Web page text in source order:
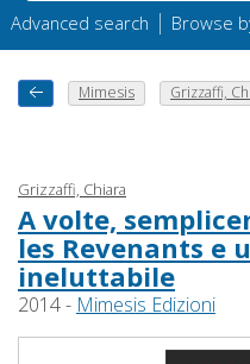
Advanced search | Browse
Mimesis Grizzaffi,
Grizzaffi, Chiara
A volte,
les Revenants e
ineluttabile
2014 - Mimesis Edizioni